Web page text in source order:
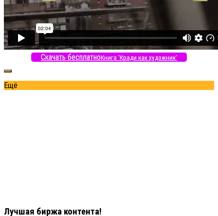
Скачать бесплатноКнига 'Кради как художник'
Ещё
Лучшая биржа контента!